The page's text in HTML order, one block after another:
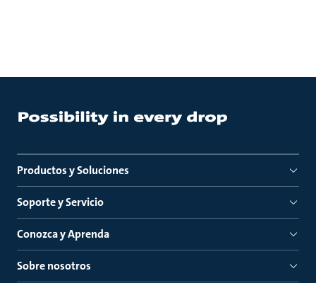
Productos y Soluciones
Soporte y Servicio
Conozca y Aprenda
Sobre nosotros